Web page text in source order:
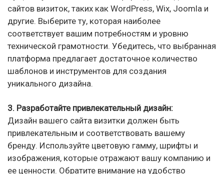
сайтов визиток, таких как WordPress, Wix, Joomla и
другие. Выберите ту, которая наиболее
соответствует вашим потребностям и уровню
технической грамотности. Убедитесь, что выбранная
платформа предлагает достаточное количество
шаблонов и инструментов для создания
уникального дизайна.
3. Разработайте привлекательный дизайн:
Дизайн вашего сайта визитки должен быть
привлекательным и соответствовать вашему
бренду. Используйте цветовую гамму, шрифты и
изображения, которые отражают вашу компанию и
ее ценности. Обратите внимание на удобство